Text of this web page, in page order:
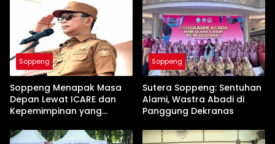
Soppeng
Soppeng Menapak Masa
Depan Lewat ICARE dan
Kepemimpinan yang
Soppeng
Sutera Soppeng: Sentuhan
Alami, Wastra Abadi di
Panggung Dekranas